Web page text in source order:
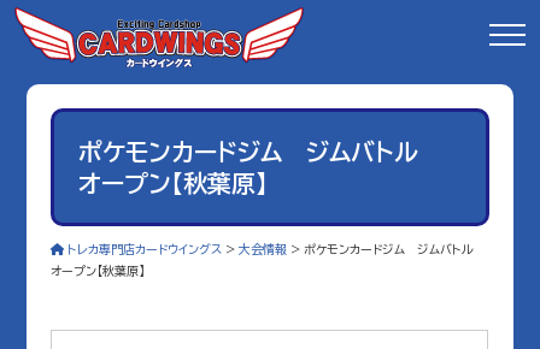
ポケモンカードジム ジムバトル
オープン【秋葉原】
トレカ専門店カードウイングス >大会情報 > ポケモンカードジム ジムバトル
オープン【秋葉原】